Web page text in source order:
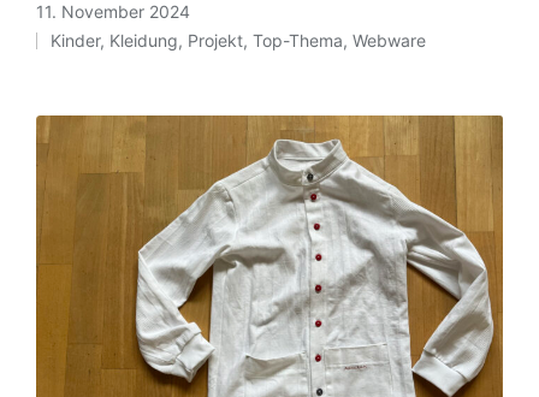
11. November 2024
Posted
Kinder, Kleidung, Projekt, Top-Thema, Webware